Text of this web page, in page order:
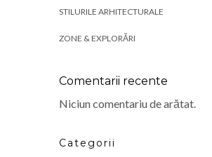
STILURILE ARHITECTURALE
ZONE & EXPLORĂRI
Comentarii recente
Niciun comentariu de arătat.
Categorii